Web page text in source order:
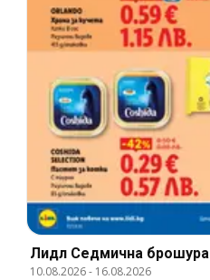
Лидл Cедмична брошура
10.08.2026- 16.08.2026